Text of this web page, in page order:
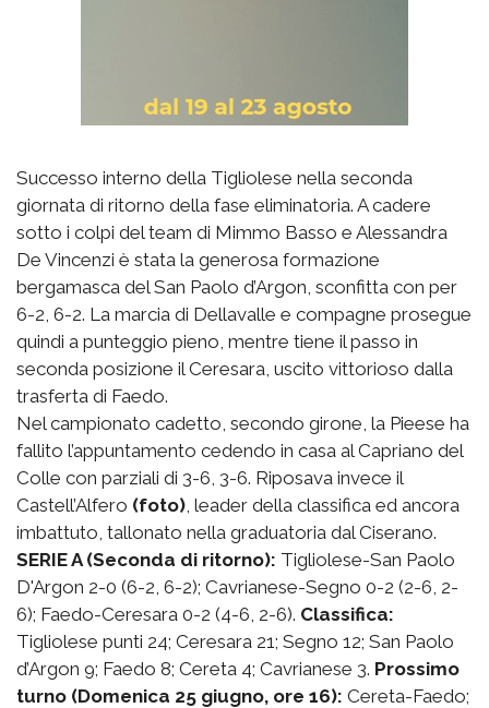
Successo interno della Tigliolese nella seconda
giornata di ritorno della fase eliminatoria. A cadere
sotto i colpi del team di Mimmo Basso e Alessandra
De Vincenzi è stata la generosa formazione
bergamasca del San Paolo d’Argon, sconfitta con per
6-2, 6-2. La marcia di Dellavalle e compagne prosegue
quindi a punteggio pieno, mentre tiene il passo in
seconda posizione il Ceresara, uscito vittorioso dalla
trasferta di Faedo.
Nel campionato cadetto, secondo girone, la Pieese ha
fallito l’appuntamento cedendo in casa al Capriano del
Colle con parziali di 3-6, 3-6. Riposava invece il
Castell’Alfero (foto) , leader della classifica ed ancora
imbattuto, tallonato nella graduatoria dal Ciserano.
SERIE A (Seconda di ritorno): Tigliolese-San Paolo
D'Argon 2-0 (6-2, 6-2); Cavrianese-Segno 0-2 (2-6, 2-
6); Faedo-Ceresara 0-2 (4-6, 2-6). Classifica:
Tigliolese punti 24; Ceresara 21; Segno 12; San Paolo
d’Argon 9; Faedo 8; Cereta 4; Cavrianese 3. Prossimo
turno (Domenica 25 giugno, ore 16): Cereta-Faedo;